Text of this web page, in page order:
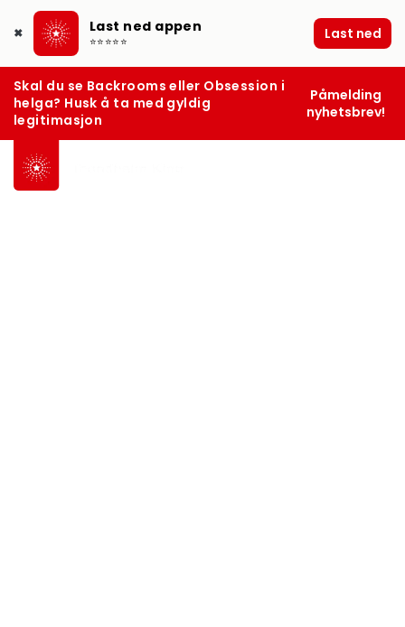
✖ Last ned appen
⭐⭐⭐⭐⭐ Last ned
Skal du se Backrooms eller Obsession i
helga? Husk å ta med gyldig
legitimasjon
Påmelding
nyhetsbrev!